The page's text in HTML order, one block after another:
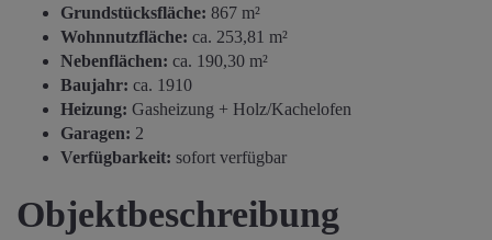
Grundstücksfläche: 867 m²
Wohnnutzfläche: ca. 253,81 m²
Nebenflächen: ca. 190,30 m²
Baujahr: ca. 1910
Heizung: Gasheizung + Holz/Kachelofen
Garagen: 2
Verfügbarkeit: sofort verfügbar
Objektbeschreibung